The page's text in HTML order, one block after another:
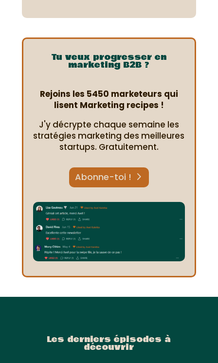
Tu veux progresser en
marketing B2B ?
Rejoins les 5450 marketeurs qui
lisent Marketing recipes !
J'y décrypte chaque semaine les
stratégies marketing des meilleures
startups. Gratuitement.
Abonne-toi !
Les derniers épisodes à
découvrir